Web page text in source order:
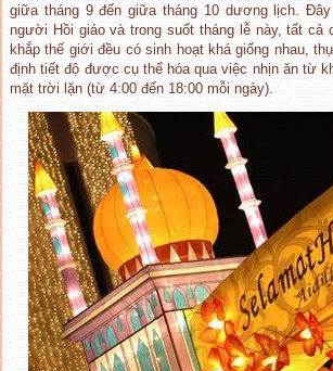
giữa tháng 9 đến giữa tháng 10 dương lịch.
người Hồi giáo và trong suốt tháng lễ này, tất cả
khắp thế giới đều có sinh hoạt khá giống nhau,
định tiết độ được cụ thể hóa qua việc nhịn ăn từ
mặt trời lặn (từ 4:00 đến 18:00 mỗi ngày).